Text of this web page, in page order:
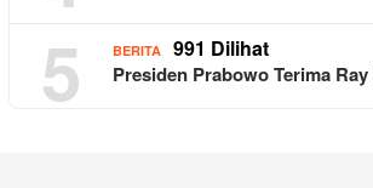
5 BERITA 991 Dilihat
Presiden Prabowo Terima